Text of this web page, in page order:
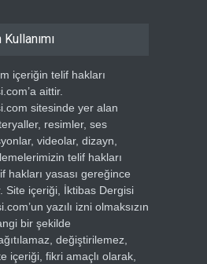
içeriğin telif hakları
aittir.
sitesinde yer alan
resimler, ses
videolar, dizayn,
telif hakları
hakları yasası gereğince
Site içeriği, İktibas Dergisi
yazılı izni olmaksızın
bir şekilde
değiştirilemez,
içeriği, fikri amaçlı olarak,